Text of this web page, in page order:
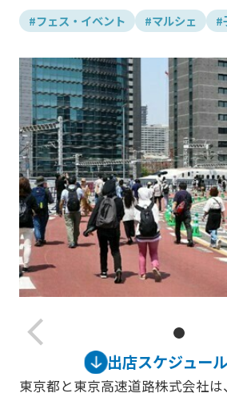
#フェス・イベント #マルシェ #
arrow_back_ios_new
出店スケジュー
東京都と東京高速道路株式会社